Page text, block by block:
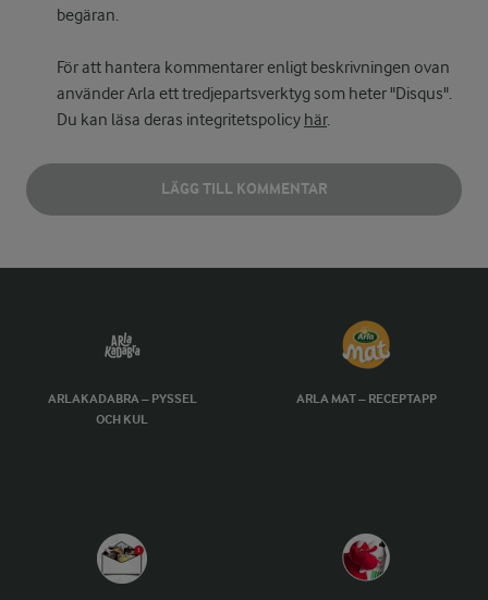
begäran.
För att hantera kommentarer enligt beskrivningen ovan
använder Arla ett tredjepartsverktyg som heter "Disqus".
Du kan läsa deras integritetspolicy här.
LÄGG TILL KOMMENTAR
ARLAKADABRA – PYSSEL
OCH KUL
ARLA MAT – RECEPTAPP